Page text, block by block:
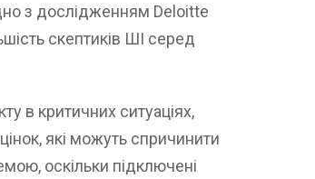
з дослідженням Deloitte
скептиків ШІ серед
в критичних ситуаціях,
які можуть спричинити
оскільки підключені